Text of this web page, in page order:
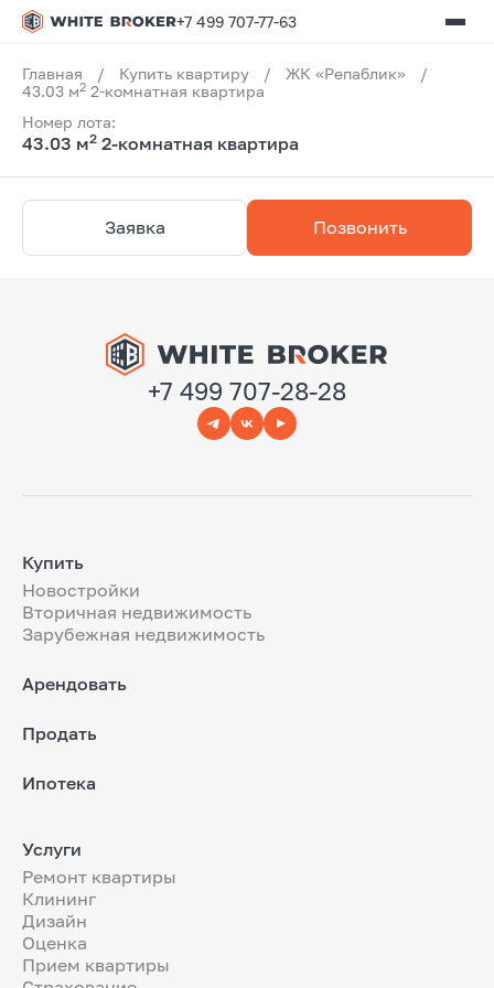
+7 499 707-77-63
Главная / Купить квартиру / ЖК «Репаблик»
/
43.03 м2 2-комнатная квартира
Номер лота:
43.03 м2 2-комнатная квартира
Заявка Позвонить
+7 499 707-28-28
Купить
Новостройки
Вторичная недвижимость
Зарубежная недвижимость
Арендовать
Продать
Ипотека
Услуги
Ремонт квартиры
Клининг
Дизайн
Оценка
Прием квартиры